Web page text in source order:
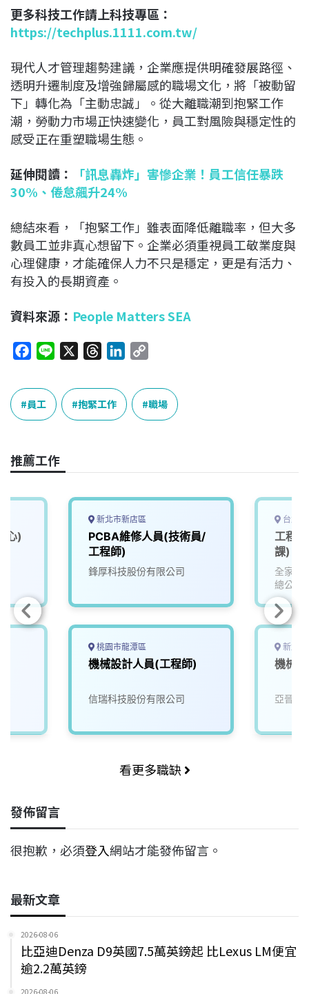
更多科技工作請上科技專區：
https://techplus.1111.com.tw/
現代人才管理趨勢建議，企業應提供明確發展路徑、
透明升遷制度及增強歸屬感的職場文化，將「被動留
下」轉化為「主動忠誠」。從大離職潮到抱緊工作
潮，勞動力市場正快速變化，員工對風險與穩定性的
感受正在重塑職場生態。
延伸閱讀：
「訊息轟炸」害慘企業！員工信任暴跌
30%、倦怠飆升24%
總結來看，「抱緊工作」雖表面降低離職率，但大多
數員工並非真心想留下。企業必須重視員工敬業度與
心理健康，才能確保人力不只是穩定，更是有活力、
有投入的長期資產。
資料來源： People Matters SEA
c
e
b
o
k
e
r
e
a
k
n
p
y
L
k
員工 抱緊工作 職場
推薦工作
心)
新北市新店區
PCBA維修人員(技術員/
工程師)
鋒厚科技股份有限公司
桃園市龍潭區
機械設計人員(工程師)
信瑞科技股份有限公司
台北
工程
課)
全家便
總公司
新北
機械
亞晉精
看更多職缺
發佈留言
很抱歉，必須登入網站才能發佈留言。
最新文章
2026-08-06
比亞迪Denza D9英國7.5萬英鎊起 比Lexus LM便宜
逾2.2萬英鎊
2026-08-06